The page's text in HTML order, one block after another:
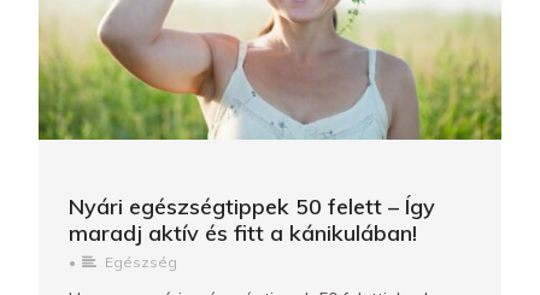
Nyári egészségtippek 50 felett – Így
maradj aktív és fitt a kánikulában!
• Egészség